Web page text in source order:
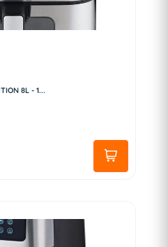
Friteuse sans Huile - REVOLUTION 8L - 1...